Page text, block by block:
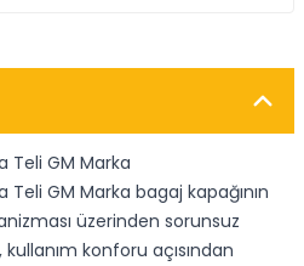
Teli GM Marka
GM Marka bagaj kapağının
üzerinden sorunsuz
konforu açısından